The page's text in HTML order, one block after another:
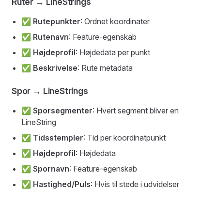
✅ Rutepunkter: Ordnet koordinater
✅ Rutenavn: Feature-egenskab
✅ Højdeprofil: Højdedata per punkt
✅ Beskrivelse: Rute metadata
Spor → LineStrings
✅ Sporsegmenter: Hvert segment bliver en
LineString
✅ Tidsstempler: Tid per koordinatpunkt
✅ Højdeprofil: Højdedata
✅ Spornavn: Feature-egenskab
✅ Hastighed/Puls: Hvis til stede i udvidelser